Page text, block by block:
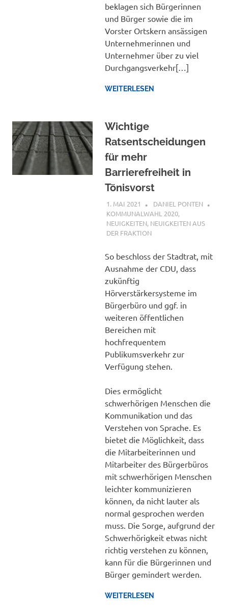
beklagen sich Bürgerinnen
und Bürger sowie die im
Vorster Ortskern ansässigen
Unternehmerinnen und
Unternehmer über zu viel
Durchgangsverkehr[…]
WEITERLESEN
Wichtige
Ratsentscheidungen
für mehr
Barrierefreiheit in
Tönisvorst
1. MAI 2021
DANIEL PONTEN
KOMMUNALWAHL 2020,
NEUIGKEITEN, NEUIGKEITEN AUS
DER FRAKTION
So beschloss der Stadtrat, mit
Ausnahme der CDU, dass
zukünftig
Hörverstärkersysteme im
Bürgerbüro und ggf. in
weiteren öffentlichen
Bereichen mit
hochfrequentem
Publikumsverkehr zur
Verfügung stehen.
Dies ermöglicht
schwerhörigen Menschen die
Kommunikation und das
Verstehen von Sprache. Es
bietet die Möglichkeit, dass
die Mitarbeiterinnen und
Mitarbeiter des Bürgerbüros
mit schwerhörigen Menschen
leichter kommunizieren
können, da nicht lauter als
normal gesprochen werden
muss. Die Sorge, aufgrund der
Schwerhörigkeit etwas nicht
richtig verstehen zu können,
kann für die Bürgerinnen und
Bürger gemindert werden.
WEITERLESEN